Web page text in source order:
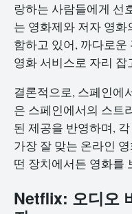
랑하는 사람들에게 선
는 영화제와 저자 영
함하고 있어, 까다로
영화 서비스로 자리 잡
결론적으로, 스페인에
은 스페인에서의 스트
된 제공을 반영하며,
가장 잘 맞는 온라인
떤 장치에서든 영화를
Netflix: 오디오